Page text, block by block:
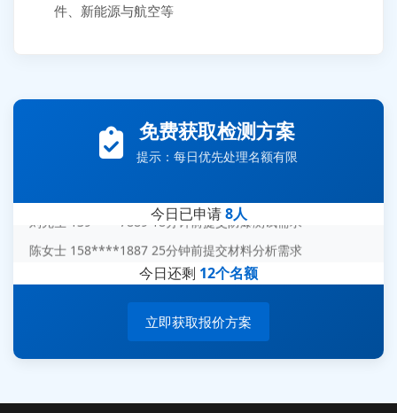
件、新能源与航空等
免费获取检测方案
提示：每日优先处理名额有限
今日已申请8人
张先生 138****5889 刚刚提交EMC报价需求
李女士 159****5393 3分钟前提交可靠性测试需求
王经理 186****9012 7分钟前提交并网/涉网试验需求
刘先生 139****7889 18分钟前提交防爆测试需求
杨经理 187****6696 30分钟前提交无人机测试需求
今日还剩 12个名额
立即获取报价方案